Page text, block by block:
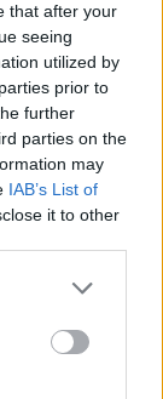
that after your
seeing
utilized by
prior to
further
parties on the
may
IAB’s List of
it to other
more Google
may click to
tags to
Google